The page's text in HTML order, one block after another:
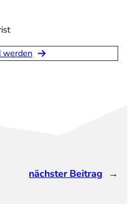
werden
nächster Beitrag →